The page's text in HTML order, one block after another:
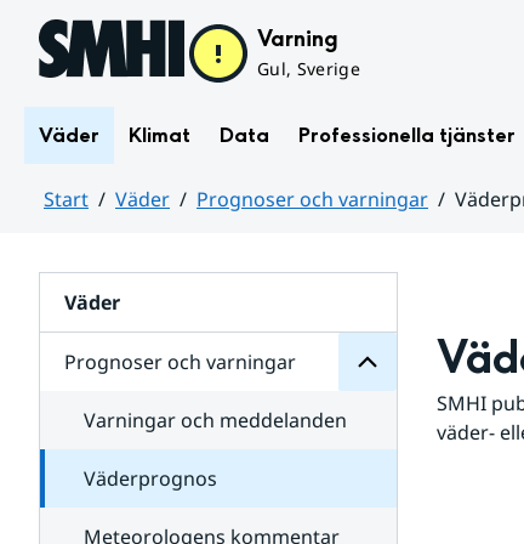
Hoppa till sidans innehåll Varning
Gul, Sverige
Väder Klimat Data Professionella tjänster
Start Väder Prognoser och varningar
Väder
Prognoser och varningar
för
varningar
Varningar och meddelanden
Väderprognos
Meteorologens kommentar
SMHI
väder-